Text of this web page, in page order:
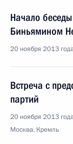
Начало
Биньямином
20 ноября 2013
Встреча с
партий
20 ноября 2013
Москва, Кремль